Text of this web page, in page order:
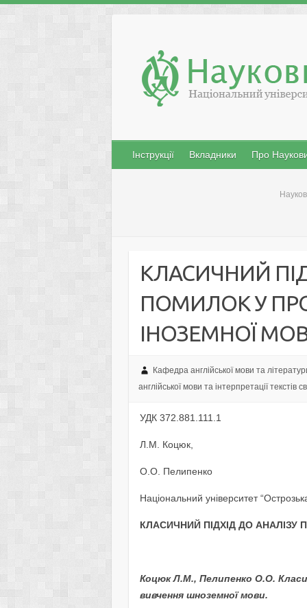
content
Інструкції Вкладники Про
КЛАСИЧНИЙ
ПОМИЛОК У
ІНОЗЕМНОЇ
Кафедра англійської мови та
англійської мови та інтерпретації текстів
УДК 372.881.111.1
Л.М. Коцюк,
О.О. Пелипенко
Національний університет
КЛАСИЧНИЙ ПІДХІД ДО
Коцюк Л.М., Пелипенко О.О.
вивчення шноземної мови.